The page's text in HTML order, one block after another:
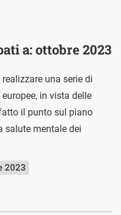
a: ottobre 2023
una serie di
in vista delle
il punto sul piano
salute mentale dei
2023